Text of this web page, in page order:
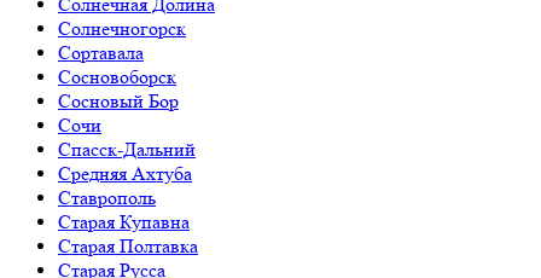
Солнечногорск
Сортавала
Сосновоборск
Сосновый Бор
Сочи
Спасск-Дальний
Средняя Ахтуба
Ставрополь
Старая Купавна
Старая Полтавка
Старая Русса